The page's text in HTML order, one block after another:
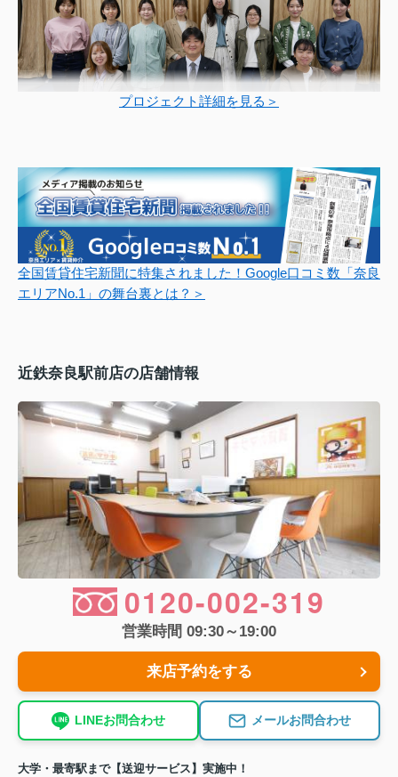
プロジェクト詳細を見る＞
全国賃貸住宅新聞に特集されました！Google口コミ数「奈良
エリアNo.1」の舞台裏とは？＞
近鉄奈良駅前店の店舗情報
0120-002-319
営業時間 09:30～19:00
来店予約をする
LINEお問合わせ メールお問合わせ
大学・最寄駅まで【送迎サービス】実施中！